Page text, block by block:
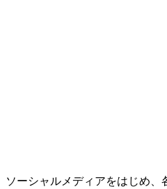
ソーシャルメディアをはじめ、